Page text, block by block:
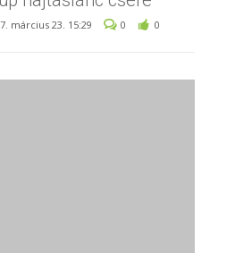
március 23. 15:29 0 0